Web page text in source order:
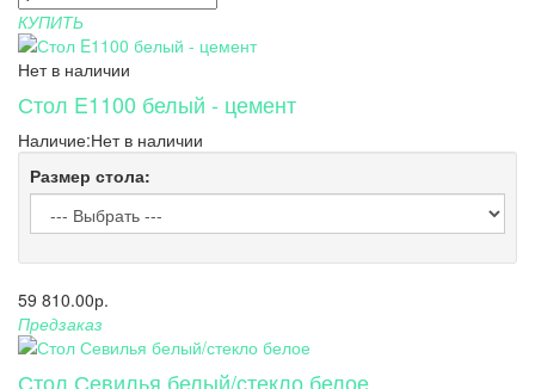
КУПИТЬ
Нет в наличии
Стол E1100 белый - цемент
Наличие:Нет в наличии
Размер стола:
59 810.00р.
Предзаказ
Стол Севилья белый/стекло белое